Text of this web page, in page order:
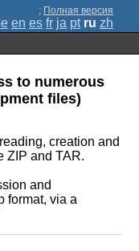
; Полная версия
en es fr ja pt ru zh
to numerous
files)
creation and
ZIP and TAR.
and
format, via a